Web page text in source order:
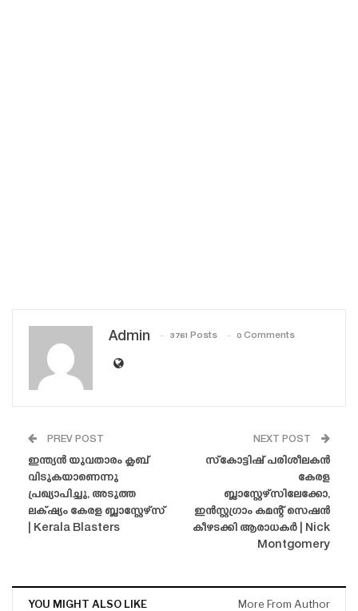
Admin 3761 Posts 0 Comments
PREV POST
ഇന്ത്യൻ യുവതാരം ക്ലബ്
വിടുകയാണെന്നു
പ്രഖ്യാപിച്ചു, അടുത്ത
ലക്‌ഷ്യം കേരള ബ്ലാസ്റ്റേഴ്‌സ്
| Kerala Blasters
NEXT POST
സ്‌കോട്ടിഷ് പരിശീലകൻ
കേരള
ബ്ലാസ്റ്റേഴ്‌സിലേക്കോ,
ഇൻസ്റ്റഗ്രാം കമന്റ് സെഷൻ
കീഴടക്കി ആരാധകർ | Nick
Montgomery
YOU MIGHT ALSO LIKE More From Author